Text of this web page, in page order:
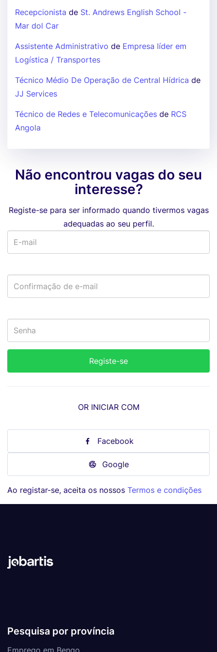
Recepcionista de St. Andrews English School -
Mar dol Car
Assistente Administrativo de Empresa líder em
Logística / Transportes
Técnico Médio De Operação de Central Hídrica de
JJ Services
Técnico de Redes e Telecomunicações de RCS
Angola
Não encontrou vagas do seu
interesse?
Registe-se para ser informado quando tivermos vagas
adequadas ao seu perfil.
OR INICIAR COM
Facebook
Google
Ao registar-se, aceita os nossos Termos e condições
Pesquisa por província
Emprego em Bengo